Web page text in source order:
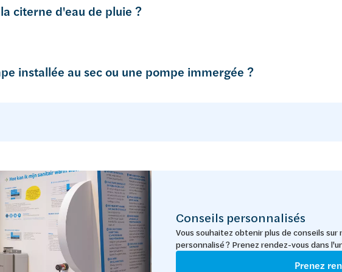
citerne d'eau de pluie ?
installée au sec ou une pompe immergée ?
Conseils personnalisés
Vous souhaitez obtenir plus de conseils sur
personnalisé ? Prenez rendez-vous dans
Prenez